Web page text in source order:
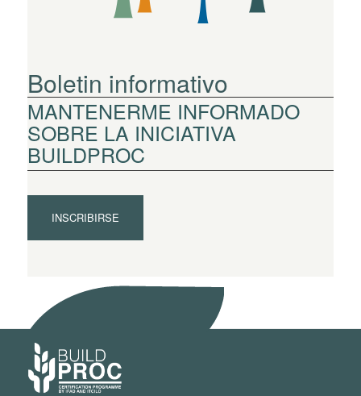
Boletin informativo
MANTENERME INFORMADO
SOBRE LA INICIATIVA
BUILDPROC
INSCRIBIRSE